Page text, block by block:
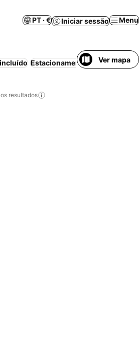
PT · € Iniciar sessão Menu
Estacionamento ArVer mapa
resultados